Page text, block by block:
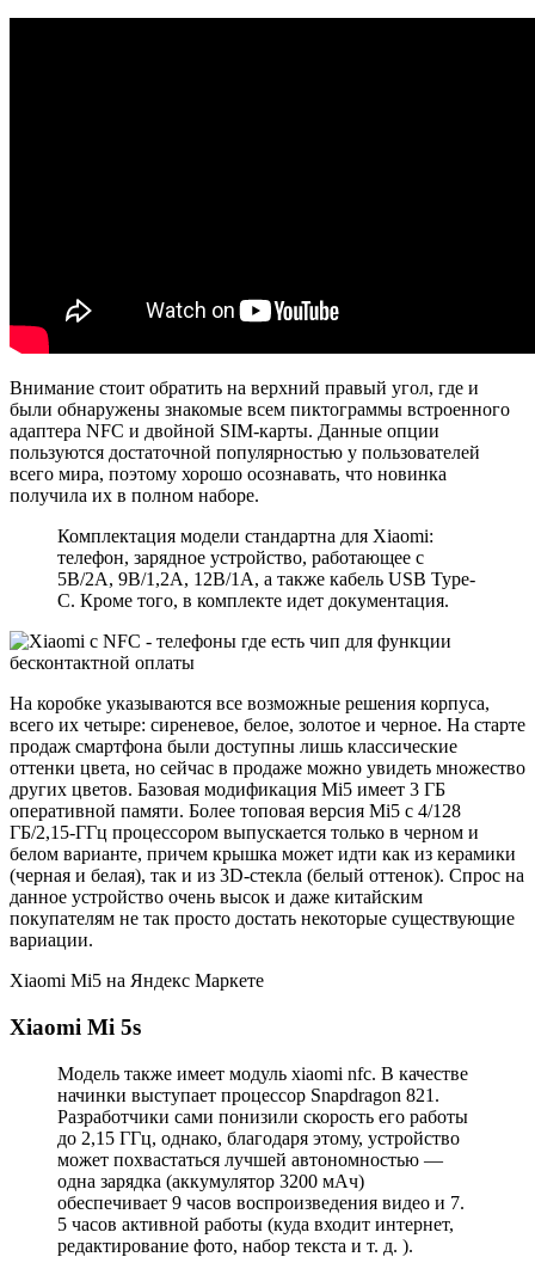
Внимание стоит обратить на верхний правый угол, где и
были обнаружены знакомые всем пиктограммы встроенного
адаптера NFC и двойной SIM-карты. Данные опции
пользуются достаточной популярностью у пользователей
всего мира, поэтому хорошо осознавать, что новинка
получила их в полном наборе.
Комплектация модели стандартна для Xiaomi:
телефон, зарядное устройство, работающее с
5В/2А, 9В/1,2А, 12В/1А, а также кабель USB Type-
C. Кроме того, в комплекте идет документация.
На коробке указываются все возможные решения корпуса,
всего их четыре: сиреневое, белое, золотое и черное. На старте
продаж смартфона были доступны лишь классические
оттенки цвета, но сейчас в продаже можно увидеть множество
других цветов. Базовая модификация Mi5 имеет 3 ГБ
оперативной памяти. Более топовая версия Mi5 с 4/128
ГБ/2,15-ГГц процессором выпускается только в черном и
белом варианте, причем крышка может идти как из керамики
(черная и белая), так и из 3D-стекла (белый оттенок). Спрос на
данное устройство очень высок и даже китайским
покупателям не так просто достать некоторые существующие
вариации.
Xiaomi Mi5 на Яндекс Маркете
Xiaomi Mi 5s
Модель также имеет модуль xiaomi nfc. В качестве
начинки выступает процессор Snapdragon 821.
Разработчики сами понизили скорость его работы
до 2,15 ГГц, однако, благодаря этому, устройство
может похвастаться лучшей автономностью —
одна зарядка (аккумулятор 3200 мАч)
обеспечивает 9 часов воспроизведения видео и 7.
5 часов активной работы (куда входит интернет,
редактирование фото, набор текста и т. д. ).